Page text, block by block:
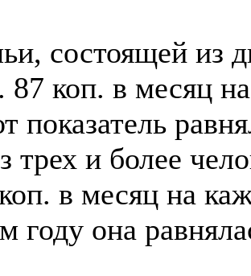
состоящей из
87 коп. в месяц
показатель
трех и более
в месяц на
году она